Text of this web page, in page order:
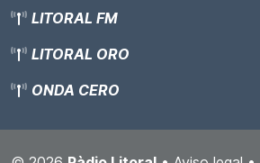
LITORAL FM
LITORAL ORO
ONDA CERO